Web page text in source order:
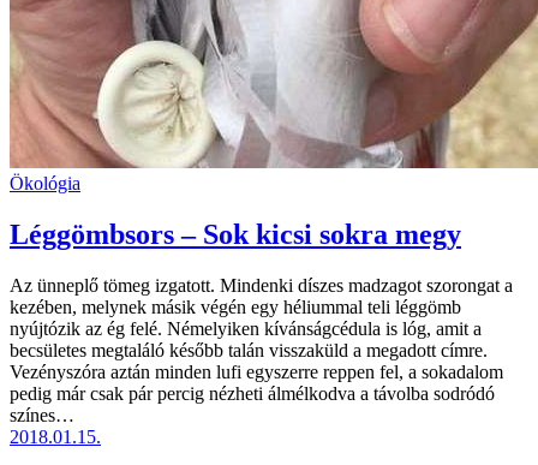
Ökológia
Léggömbsors – Sok kicsi sokra megy
Az ünneplő tömeg izgatott. Mindenki díszes madzagot szorongat a
kezében, melynek másik végén egy héliummal teli léggömb
nyújtózik az ég felé. Némelyiken kívánságcédula is lóg, amit a
becsületes megtaláló később talán visszaküld a megadott címre.
Vezényszóra aztán minden lufi egyszerre reppen fel, a sokadalom
pedig már csak pár percig nézheti álmélkodva a távolba sodródó
színes…
2018.01.15.